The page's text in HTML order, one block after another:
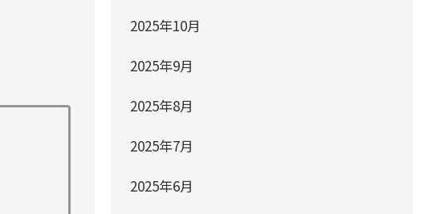
2025年10月
2025年9月
2025年8月
2025年7月
2025年6月